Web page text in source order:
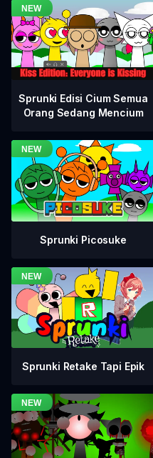
Sprunki Edisi Cium Semua
Orang Sedang Mencium
Sprunki Picosuke
Sprunki Retake Tapi Epik